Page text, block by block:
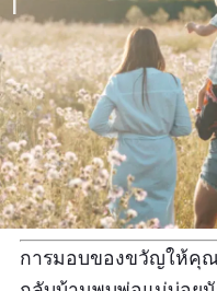
การมอบของขวัญให้คุ